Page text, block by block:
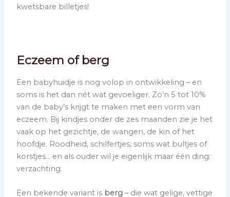
kwetsbare billetjes!
Eczeem of berg
Een babyhuidje is nog volop in ontwikkeling – en
soms is het dan nét wat gevoeliger. Zo’n 5 tot 10%
van de baby’s krijgt te maken met een vorm van
eczeem. Bij kindjes onder de zes maanden zie je het
vaak op het gezichtje, de wangen, de kin of het
hoofdje. Roodheid, schilfertjes, soms wat bultjes of
korstjes… en als ouder wil je eigenlijk maar één ding:
verzachting.
Een bekende variant is berg – die wat gelige, vettige